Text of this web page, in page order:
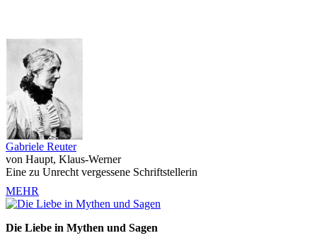
Gabriele Reuter
von Haupt, Klaus-Werner
Eine zu Unrecht vergessene Schriftstellerin
MEHR
Die Liebe in Mythen und Sagen